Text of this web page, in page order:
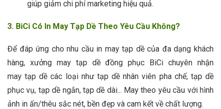
giúp giảm chi phí marketing hiệu quả.
3. BiCi Có In May Tạp Dề Theo Yêu Cầu Không?
Để đáp ứng cho nhu cầu in may tạp dề của đa dạng khách
hàng, xưởng may tạp dề đồng phục BiCi chuyên nhận
may tạp dề các loại như tạp dề nhân viên pha chế, tạp dề
phục vụ, tạp dề ngắn, tạp dề dài... May theo yêu cầu với hình
ảnh in ấn/thêu sắc nét, bền đẹp và cam kết về chất lượng.